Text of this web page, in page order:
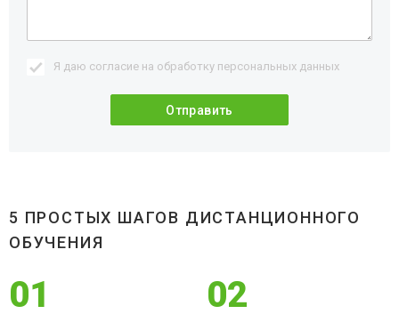
Я даю согласие на обработку персональных данных
5 ПРОСТЫХ ШАГОВ ДИСТАНЦИОННОГО
ОБУЧЕНИЯ
01 02